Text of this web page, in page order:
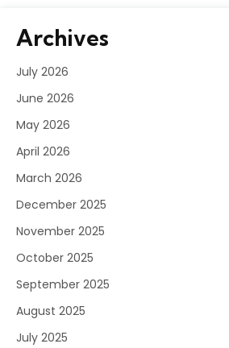
Archives
July 2026
June 2026
May 2026
April 2026
March 2026
December 2025
November 2025
October 2025
September 2025
August 2025
July 2025